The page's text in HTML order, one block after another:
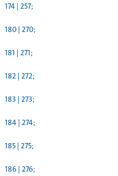
174 | 257;
180 | 270;
181 | 271;
182 | 272;
183 | 273;
184 | 274;
185 | 275;
186 | 276;